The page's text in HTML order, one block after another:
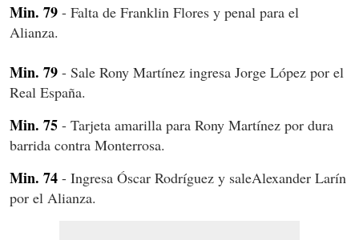
Min. 79 - Falta de Franklin Flores y penal para el
Alianza.
Min. 79 - Sale Rony Martínez ingresa Jorge López por el
Real España.
Min. 75 - Tarjeta amarilla para Rony Martínez por dura
barrida contra Monterrosa.
Min. 74 - Ingresa Óscar Rodríguez y saleAlexander Larín
por el Alianza.